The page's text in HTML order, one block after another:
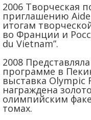
2006 Творческая
приглашению Aide
итогам
во Франции и
du Vietnam”.
2008
программе в
выставка Olympic
награждена
олимпийским
томах.